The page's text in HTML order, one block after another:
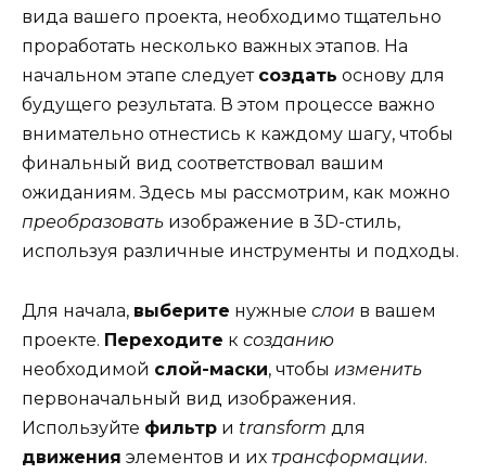
вида вашего проекта, необходимо тщательно
проработать несколько важных этапов. На
начальном этапе следует создать основу для
будущего результата. В этом процессе важно
внимательно отнестись к каждому шагу, чтобы
финальный вид соответствовал вашим
ожиданиям. Здесь мы рассмотрим, как можно
преобразовать изображение в 3D-стиль,
используя различные инструменты и подходы.
Для начала, выберите нужные слои в вашем
проекте. Переходите к созданию
необходимой слой-маски, чтобы изменить
первоначальный вид изображения.
Используйте фильтр и transform для
движения элементов и их трансформации.